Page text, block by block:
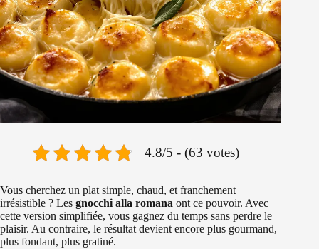
4.8/5 - (63 votes)
Vous cherchez un plat simple, chaud, et franchement
irrésistible ? Les gnocchi alla romana ont ce pouvoir. Avec
cette version simplifiée, vous gagnez du temps sans perdre le
plaisir. Au contraire, le résultat devient encore plus gourmand,
plus fondant, plus gratiné.